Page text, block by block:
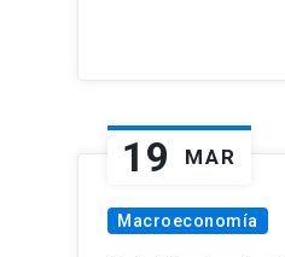
19 MAR
Macroeconomía